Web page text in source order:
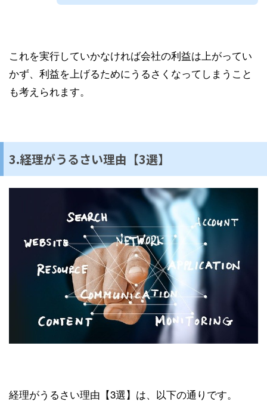
これを実行していかなければ会社の利益は上がってい
かず、利益を上げるためにうるさくなってしまうこと
も考えられます。
3.経理がうるさい理由【3選】
経理がうるさい理由【3選】は、以下の通りです。